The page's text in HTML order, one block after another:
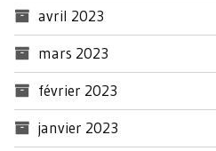
avril 2023
mars 2023
février 2023
janvier 2023